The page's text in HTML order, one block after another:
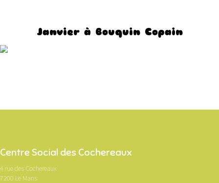
Janvier à Bouquin Copain
Centre Social des Cochereaux
4 rue des Cochereaux
7200 Le Mans